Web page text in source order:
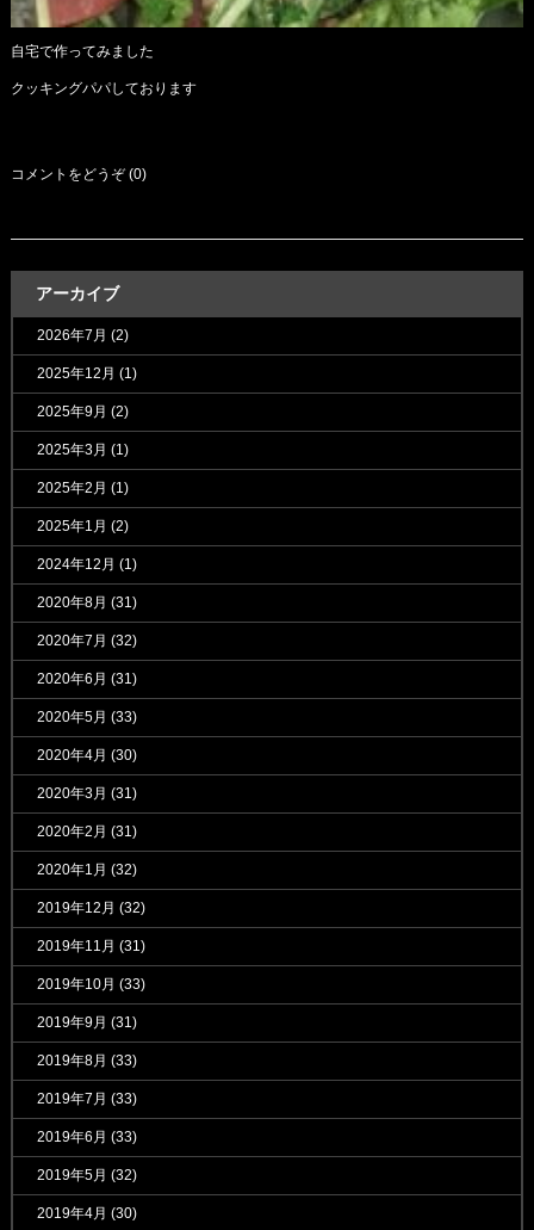
自宅で作ってみました
クッキングパパしております
コメントをどうぞ (0)
アーカイブ
2026年7月 (2)
2025年12月 (1)
2025年9月 (2)
2025年3月 (1)
2025年2月 (1)
2025年1月 (2)
2024年12月 (1)
2020年8月 (31)
2020年7月 (32)
2020年6月 (31)
2020年5月 (33)
2020年4月 (30)
2020年3月 (31)
2020年2月 (31)
2020年1月 (32)
2019年12月 (32)
2019年11月 (31)
2019年10月 (33)
2019年9月 (31)
2019年8月 (33)
2019年7月 (33)
2019年6月 (33)
2019年5月 (32)
2019年4月 (30)